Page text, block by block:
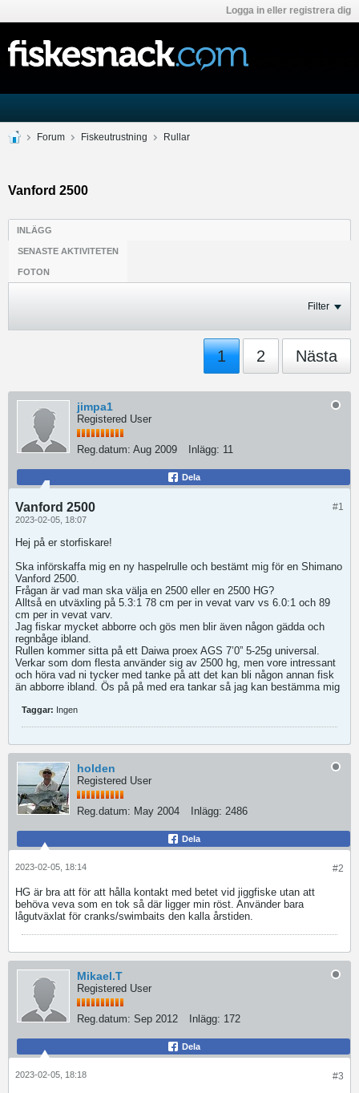
Logga in eller registrera dig
Forum Fiskeutrustning Rullar
Vanford 2500
INLÄGG
SENASTE AKTIVITETEN
FOTON
Filter
1 2 Nästa
jimpa1
Registered User
Reg.datum: Aug 2009 Inlägg: 11
Dela
#1
Vanford 2500
2023-02-05, 18:07
Hej på er storfiskare!
Ska införskaffa mig en ny haspelrulle och bestämt mig för en Shimano
Vanford 2500.
Frågan är vad man ska välja en 2500 eller en 2500 HG?
Alltså en utväxling på 5.3:1 78 cm per in vevat varv vs 6.0:1 och 89
cm per in vevat varv.
Jag fiskar mycket abborre och gös men blir även någon gädda och
regnbåge ibland.
Rullen kommer sitta på ett Daiwa proex AGS 7’0” 5-25g universal.
Verkar som dom flesta använder sig av 2500 hg, men vore intressant
och höra vad ni tycker med tanke på att det kan bli någon annan fisk
än abborre ibland. Ös på på med era tankar så jag kan bestämma mig
Taggar: Ingen
holden
Registered User
Reg.datum: May 2004 Inlägg: 2486
Dela
#2
2023-02-05, 18:14
HG är bra att för att hålla kontakt med betet vid jiggfiske utan att
behöva veva som en tok så där ligger min röst. Använder bara
lågutväxlat för cranks/swimbaits den kalla årstiden.
Mikael.T
Registered User
Reg.datum: Sep 2012 Inlägg: 172
Dela
#3
2023-02-05, 18:18